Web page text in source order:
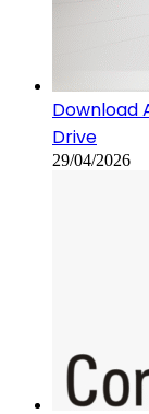
Download
Drive
29/04/2026